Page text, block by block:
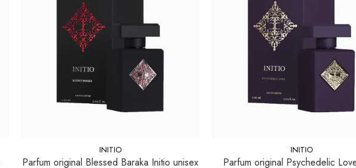
INITIO
Parfum original Blessed Baraka Initio unisex
INITIO
Parfum original Psychedelic